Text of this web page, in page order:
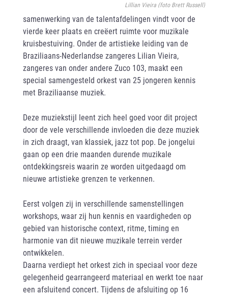
Lillian Vieira (foto Brett Russell)
samenwerking van de talentafdelingen vindt voor de
vierde keer plaats en creëert ruimte voor muzikale
kruisbestuiving. Onder de artistieke leiding van de
Braziliaans-Nederlandse zangeres Lilian Vieira,
zangeres van onder andere Zuco 103, maakt een
special samengesteld orkest van 25 jongeren kennis
met Braziliaanse muziek.
Deze muziekstijl leent zich heel goed voor dit project
door de vele verschillende invloeden die deze muziek
in zich draagt, van klassiek, jazz tot pop. De jongelui
gaan op een drie maanden durende muzikale
ontdekkingsreis waarin ze worden uitgedaagd om
nieuwe artistieke grenzen te verkennen.
Eerst volgen zij in verschillende samenstellingen
workshops, waar zij hun kennis en vaardigheden op
gebied van historische context, ritme, timing en
harmonie van dit nieuwe muzikale terrein verder
ontwikkelen.
Daarna verdiept het orkest zich in speciaal voor deze
gelegenheid gearrangeerd materiaal en werkt toe naar
een afsluitend concert. Tijdens de afsluiting op 16